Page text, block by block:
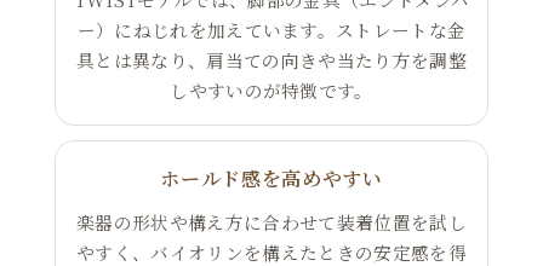
ー）にねじれを加えています。ストレートな金
具とは異なり、肩当ての向きや当たり方を調整
しやすいのが特徴です。
ホールド感を高めやすい
楽器の形状や構え方に合わせて装着位置を試し
やすく、バイオリンを構えたときの安定感を得